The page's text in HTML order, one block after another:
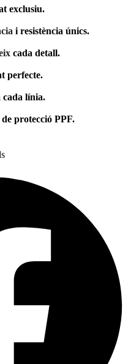
exclusiu.
i resistència únics.
cada detall.
perfecte.
cada línia.
de protecció PPF.